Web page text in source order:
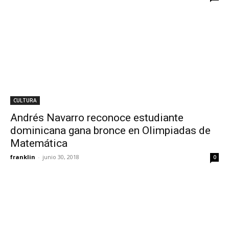
CULTURA
Andrés Navarro reconoce estudiante
dominicana gana bronce en Olimpiadas de
Matemática
franklin - junio 30, 2018 0